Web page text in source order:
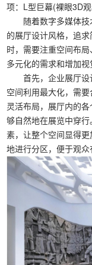
项：L型巨幕(裸眼3D
随着数字多媒体技
的展厅设计风格，追
时，需要注重空间布
多元化的需求和增加视
首先，企业展厅设
空间利用最大化，需
灵活布局，展厅内的
够自然地在展览中穿
素，让整个空间显得
地进行分区，便于观众